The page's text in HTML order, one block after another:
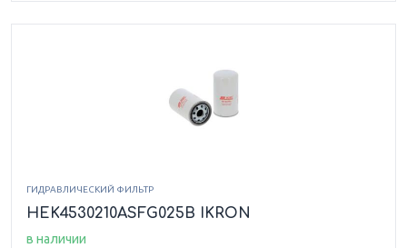
HEK8520106ASFG025LCB
HEK8520203ASFG003HCB
HEK8520203ASFG006LCB
HEK8520203ASFG010HCB
ГИДРАВЛИЧЕСКИЙ ФИЛЬТР
HEK4530210ASFG025B IKRON
в наличии